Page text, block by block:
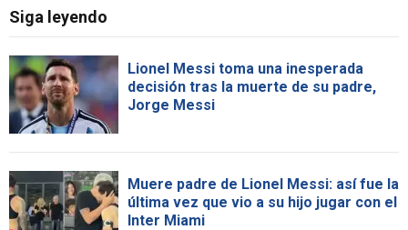
Siga leyendo
Lionel Messi toma una inesperada
decisión tras la muerte de su padre,
Jorge Messi
Muere padre de Lionel Messi: así fue la
última vez que vio a su hijo jugar con el
Inter Miami